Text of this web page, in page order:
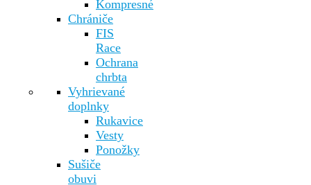
Kompresné
Chrániče
FIS
Race
Ochrana
chrbta
Vyhrievané
doplnky
Rukavice
Vesty
Ponožky
Sušiče
obuvi